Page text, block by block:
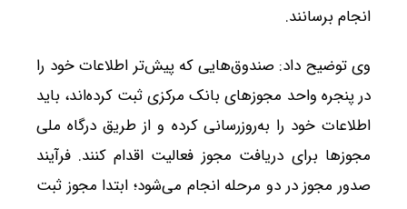
انجام برسانند.
وی توضیح داد: صندوق‌هایی که پیش‌تر اطلاعات خود را
در پنجره واحد مجوزهای بانک مرکزی ثبت کرده‌اند، باید
اطلاعات خود را به‌روزرسانی کرده و از طریق درگاه ملی
مجوزها برای دریافت مجوز فعالیت اقدام کنند. فرآیند
صدور مجوز در دو مرحله انجام می‌شود؛ ابتدا مجوز ثبت